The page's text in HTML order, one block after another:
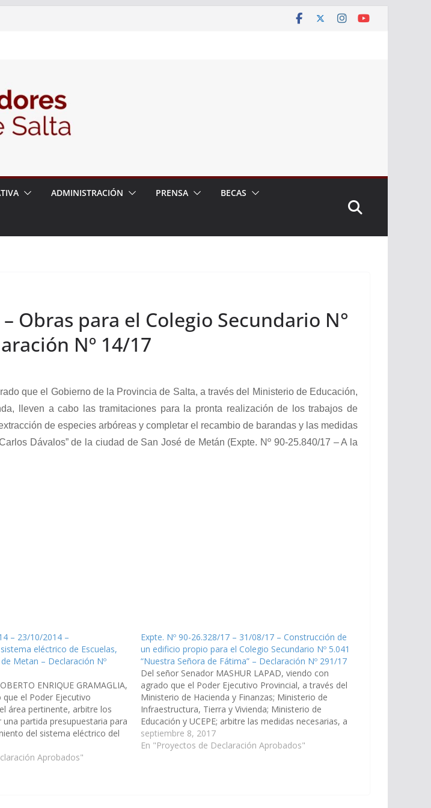
Salteño
ADMINISTRACIÓN PRENSA BECAS
Obras para el Colegio Secundario N°
Nº 14/17
que el Gobierno de la Provincia de Salta, a través del Ministerio de Educación,
lleven a cabo las tramitaciones para la pronta realización de los trabajos de
de especies arbóreas y completar el recambio de barandas y las medidas
Dávalos” de la ciudad de San José de Metán (Expte. Nº 90-25.840/17 – A la
– 23/10/2014 –
eléctrico de Escuelas,
Metan – Declaración Nº
ENRIQUE GRAMAGLIA,
el Poder Ejecutivo
área pertinente, arbitre los
partida presupuestaria para
del sistema eléctrico del
la Escuela N° 4706 "Evelio
Aprobados"
Expte. Nº 90-26.328/17 – 31/08/17 – Construcción de
un edificio propio para el Colegio Secundario Nº 5.041
“Nuestra Señora de Fátima” – Declaración Nº 291/17
Del señor Senador MASHUR LAPAD, viendo con
agrado que el Poder Ejecutivo Provincial, a través del
Ministerio de Hacienda y Finanzas; Ministerio de
Infraestructura, Tierra y Vivienda; Ministerio de
Educación y UCEPE; arbitre las medidas necesarias, a
los fines que se incorpore en el Plan de Obras
Públicas del Presupuesto…
septiembre 8, 2017
En "Proyectos de Declaración Aprobados"